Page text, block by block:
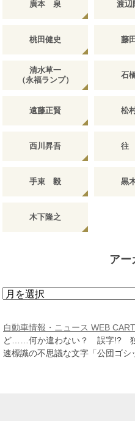
廣本 泉 渡辺
桃田健史 藤
清水草一
（永福ランプ）
石
遠藤正賢 松
西川昇吾 往
手束 毅 黒
木下隆之
アー
ア
カ
イ
ブ
自動車情報・ニュース WEB
ど……何か違わない？ 誤字!? 独
速標識の不思議な文字「公団ゴシ